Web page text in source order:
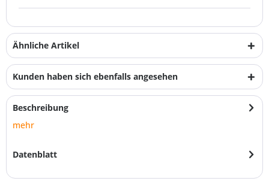
Ähnliche Artikel
Kunden haben sich ebenfalls angesehen
Beschreibung
mehr
Datenblatt